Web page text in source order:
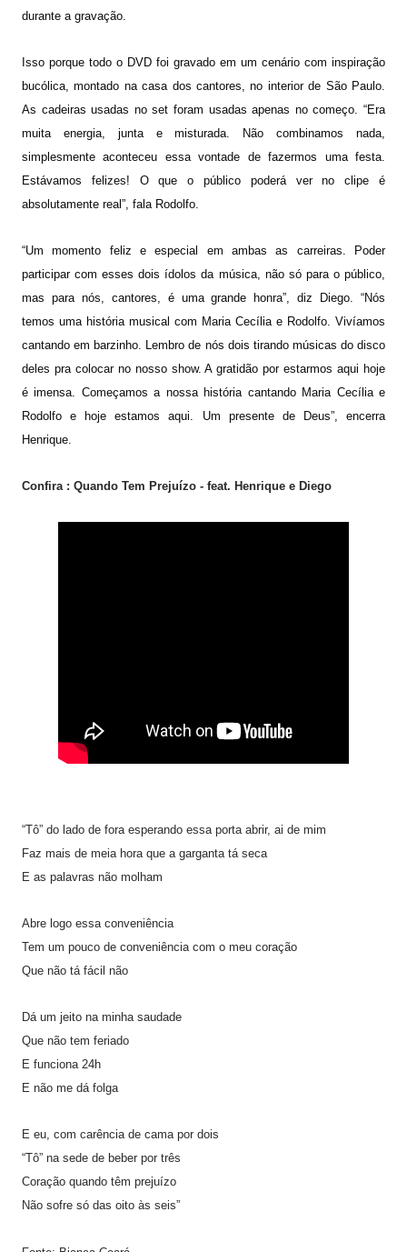
durante a gravação.
Isso porque todo o DVD foi gravado em um cenário com inspiração
bucólica, montado na casa dos cantores, no interior de São Paulo.
As cadeiras usadas no set foram usadas apenas no começo. “Era
muita energia, junta e misturada. Não combinamos nada,
simplesmente aconteceu essa vontade de fazermos uma festa.
Estávamos felizes! O que o público poderá ver no clipe é
absolutamente real”, fala Rodolfo.
“Um momento feliz e especial em ambas as carreiras. Poder
participar com esses dois ídolos da música, não só para o público,
mas para nós, cantores, é uma grande honra”, diz Diego. “Nós
temos uma história musical com Maria Cecília e Rodolfo. Vivíamos
cantando em barzinho. Lembro de nós dois tirando músicas do disco
deles pra colocar no nosso show. A gratidão por estarmos aqui hoje
é imensa. Começamos a nossa história cantando Maria Cecília e
Rodolfo e hoje estamos aqui. Um presente de Deus”, encerra
Henrique.
Confira : Quando Tem Prejuízo - feat. Henrique e Diego
“Tô” do lado de fora esperando essa porta abrir, ai de mim
Faz mais de meia hora que a garganta tá seca
E as palavras não molham
Abre logo essa conveniência
Tem um pouco de conveniência com o meu coração
Que não tá fácil não
Dá um jeito na minha saudade
Que não tem feriado
E funciona 24h
E não me dá folga
E eu, com carência de cama por dois
“Tô” na sede de beber por três
Coração quando têm prejuízo
Não sofre só das oito às seis”